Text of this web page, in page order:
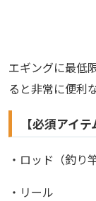
エギングに最低
ると非常に便利
【必須アイテ
・ロッド（釣り竿
・リール